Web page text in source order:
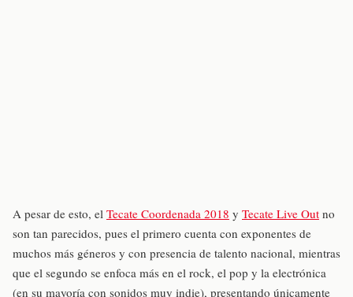
A pesar de esto, el Tecate Coordenada 2018 y Tecate Live Out no
son tan parecidos, pues el primero cuenta con exponentes de
muchos más géneros y con presencia de talento nacional, mientras
que el segundo se enfoca más en el rock, el pop y la electrónica
(en su mayoría con sonidos muy indie), presentando únicamente